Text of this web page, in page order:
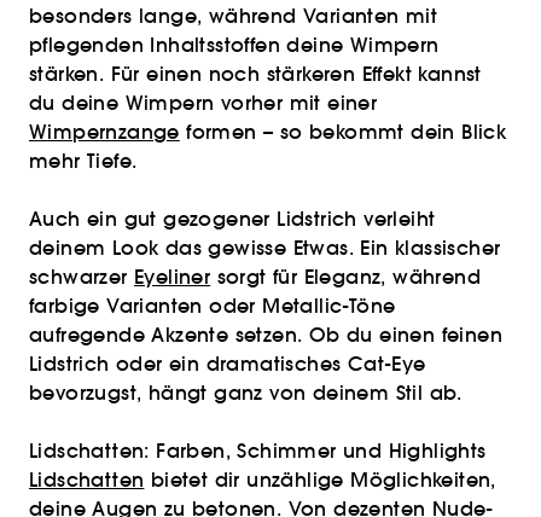
besonders lange, während Varianten mit
pflegenden Inhaltsstoffen deine Wimpern
stärken. Für einen noch stärkeren Effekt kannst
du deine Wimpern vorher mit einer
Wimpernzange formen – so bekommt dein Blick
mehr Tiefe.
Auch ein gut gezogener Lidstrich verleiht
deinem Look das gewisse Etwas. Ein klassischer
schwarzer Eyeliner sorgt für Eleganz, während
farbige Varianten oder Metallic-Töne
aufregende Akzente setzen. Ob du einen feinen
Lidstrich oder ein dramatisches Cat-Eye
bevorzugst, hängt ganz von deinem Stil ab.
Lidschatten: Farben, Schimmer und Highlights
Lidschatten bietet dir unzählige Möglichkeiten,
deine Augen zu betonen. Von dezenten Nude-